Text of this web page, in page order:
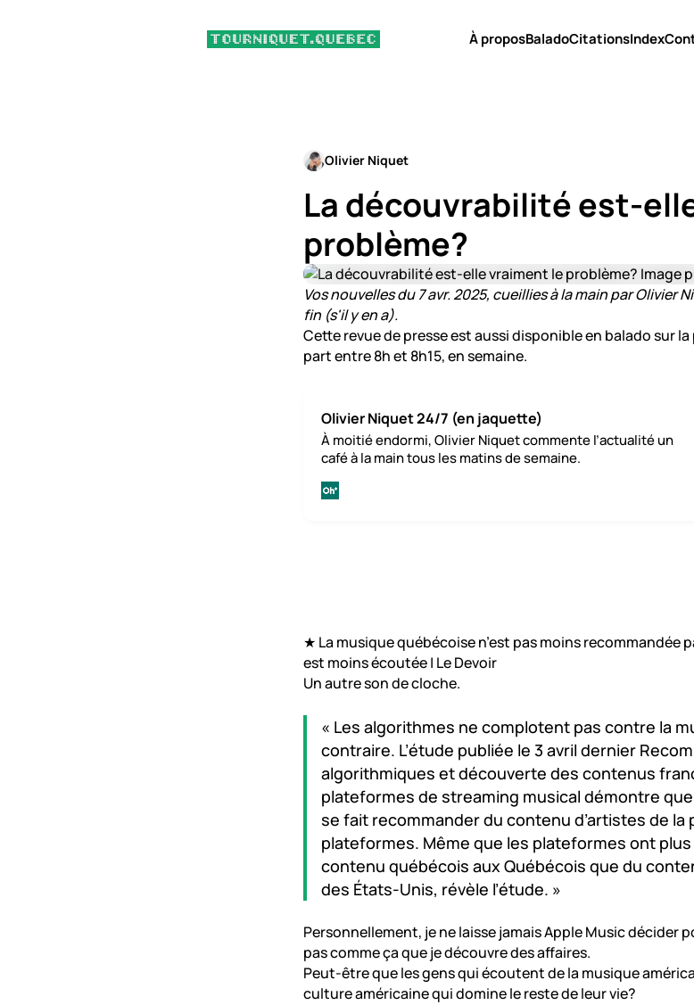
À proposBaladoCitationsIndex
Olivier Niquet
La découvrabilité est-
problème?
Vos nouvelles du 7 avr. 2025, cueillies à la main par Olivier
fin (s'il y en a).
Cette revue de presse est aussi disponible en balado sur
part entre 8h et 8h15, en semaine.
Olivier Niquet 24/7 (en jaquette)
À moitié endormi, Olivier Niquet commente l’actualité un
café à la main tous les matins de semaine.
★ La musique québécoise n’est pas moins recommandée
est moins écoutée | Le Devoir
Un autre son de cloche.
« Les algorithmes ne complotent pas contre la
contraire. L’étude publiée le 3 avril dernier
algorithmiques et découverte des contenus
plateformes de streaming musical démontre
se fait recommander du contenu d’artistes de la
plateformes. Même que les plateformes ont
contenu québécois aux Québécois que du
des États-Unis, révèle l’étude. »
Personnellement, je ne laisse jamais Apple Music décider
pas comme ça que je découvre des affaires.
Peut-être que les gens qui écoutent de la musique
culture américaine qui domine le reste de leur vie?